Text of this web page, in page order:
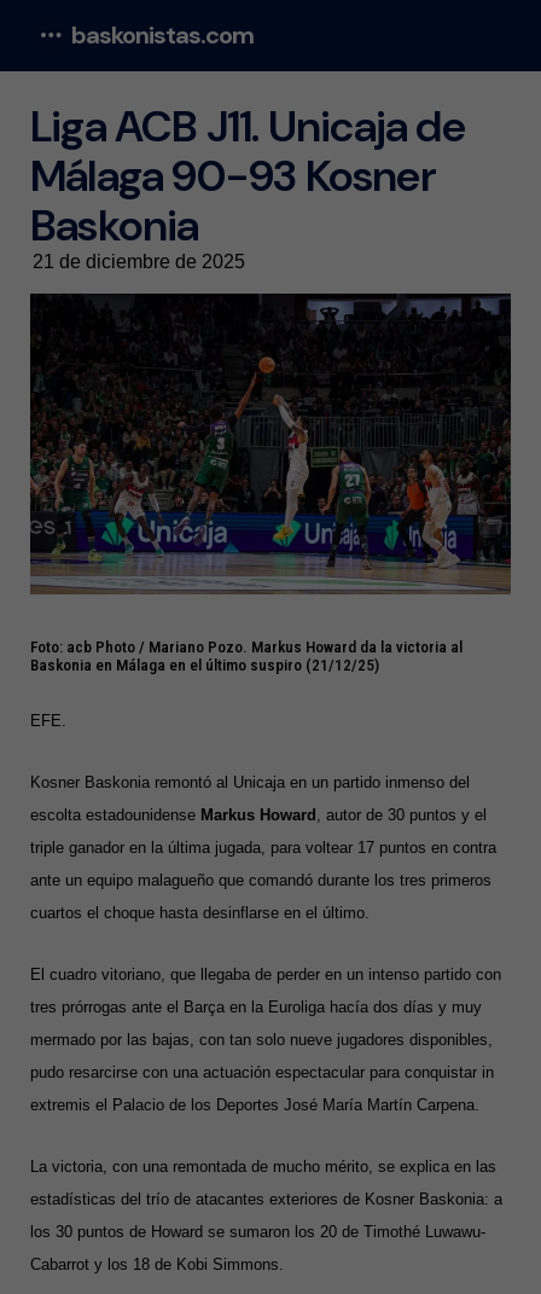
baskonistas.com
Liga ACB J11. Unicaja de
Málaga 90-93 Kosner
Baskonia
21 de diciembre de 2025
Foto: acb Photo / Mariano Pozo. Markus Howard da la victoria al
Baskonia en Málaga en el último suspiro (21/12/25)
EFE.
Kosner Baskonia remontó al Unicaja en un partido inmenso del
escolta estadounidense Markus Howard , autor de 30 puntos y el
triple ganador en la última jugada, para voltear 17 puntos en contra
ante un equipo malagueño que comandó durante los tres primeros
cuartos el choque hasta desinflarse en el último.
El cuadro vitoriano, que llegaba de perder en un intenso partido con
tres prórrogas ante el Barça en la Euroliga hacía dos días y muy
mermado por las bajas, con tan solo nueve jugadores disponibles,
pudo resarcirse con una actuación espectacular para conquistar in
extremis el Palacio de los Deportes José María Martín Carpena.
La victoria, con una remontada de mucho mérito, se explica en las
estadísticas del trío de atacantes exteriores de Kosner Baskonia: a
los 30 puntos de Howard se sumaron los 20 de Timothé Luwawu-
Cabarrot y los 18 de Kobi Simmons.